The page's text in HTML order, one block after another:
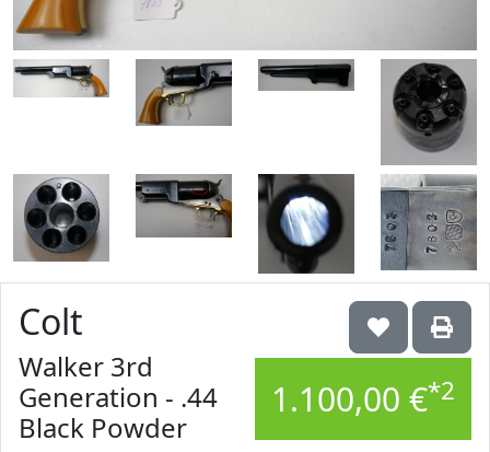
1.100,00 €*2
Colt
Walker 3rd
Generation - .44
Black Powder